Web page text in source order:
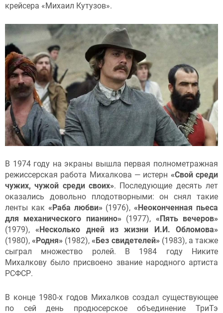
крейсера «Михаил Кутузов».
В 1974 году на экраны вышла первая полнометражная
режиссерская работа Михалкова — истерн «Свой среди
чужих, чужой среди своих». Последующие десять лет
оказались довольно плодотворными: он снял такие
ленты как «Раба любви» (1976),«Неоконченная пьеса
для механического пианино» (1977), «Пять вечеров»
(1979),«Несколько дней из жизни И.И. Обломова»
(1980),«Родня» (1982),«Без свидетелей» (1983), а также
сыграл множество ролей. В 1984 году Никите
Михалкову было присвоено звание народного артиста
РСФСР.
В конце 1980-х годов Михалков создал существующее
по сей день продюсерское объединение ТриТэ